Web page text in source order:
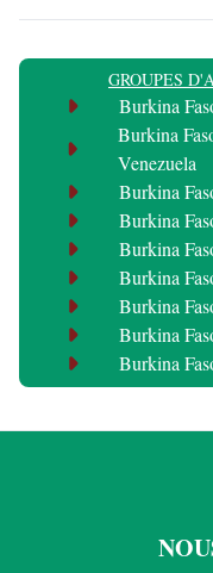
GROUPES
Burkina
Burkina
Venezuela
Burkina
Burkina
Burkina
Burkina
Burkina
Burkina
Burkina